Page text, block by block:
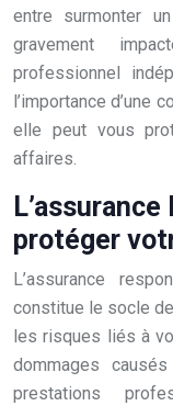
entre surmonter
gravement
professionnel
l’importance d’une
elle peut vous
affaires.
protéger
L’assurance
constitue le socle
les risques liés à
dommages
prestations